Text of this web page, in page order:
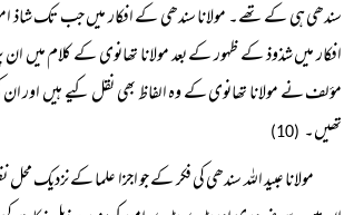
سندھی ہی کے تھے۔ مولانا سندھی کے افکار میں جب تک شاذ
افکار میں شذوذ کے ظہور کے بعد مولانا تھانوی کے کلام
مؤلف نے مولانا تھانوی کے وہ الفاظ بھی نقل کیے ہیں اور ان
تھیں۔ (10)
مولانا عبید اللہ سندھی کی فکر کے جو اجزا علما کے